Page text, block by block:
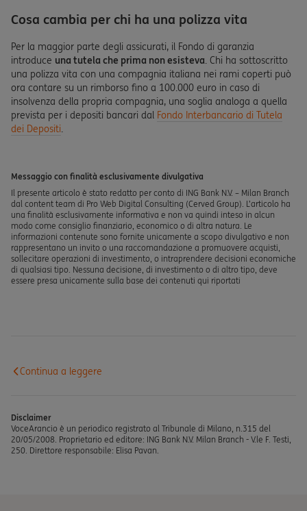
Cosa cambia per chi ha una polizza vita
Per la maggior parte degli assicurati, il Fondo di garanzia
introduce una tutela che prima non esisteva. Chi ha sottoscritto
una polizza vita con una compagnia italiana nei rami coperti può
ora contare su un rimborso fino a 100.000 euro in caso di
insolvenza della propria compagnia, una soglia analoga a quella
prevista per i depositi bancari dal Fondo Interbancario di Tutela
dei Depositi.
Messaggio con finalità esclusivamente divulgativa
Il presente articolo è stato redatto per conto di ING Bank N.V. – Milan Branch
dal content team di Pro Web Digital Consulting (Cerved Group). L’articolo ha
una finalità esclusivamente informativa e non va quindi inteso in alcun
modo come consiglio finanziario, economico o di altra natura. Le
informazioni contenute sono fornite unicamente a scopo divulgativo e non
rappresentano un invito o una raccomandazione a promuovere acquisti,
sollecitare operazioni di investimento, o intraprendere decisioni economiche
di qualsiasi tipo. Nessuna decisione, di investimento o di altro tipo, deve
essere presa unicamente sulla base dei contenuti qui riportati
Continua a leggere
Disclaimer
VoceArancio è un periodico registrato al Tribunale di Milano, n.315 del
20/05/2008. Proprietario ed editore: ING Bank N.V. Milan Branch - V.le F. Testi,
250. Direttore responsabile: Elisa Pavan.